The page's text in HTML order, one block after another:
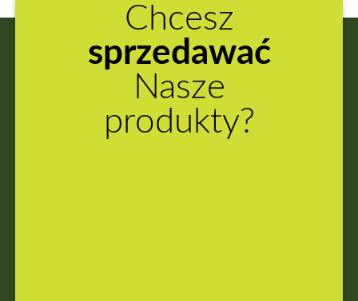
Chcesz
sprzedawać
Nasze
produkty?